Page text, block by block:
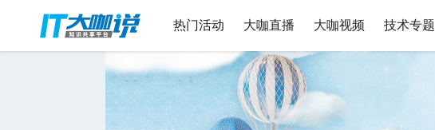
热门活动 大咖直播 大咖视频 技术专题